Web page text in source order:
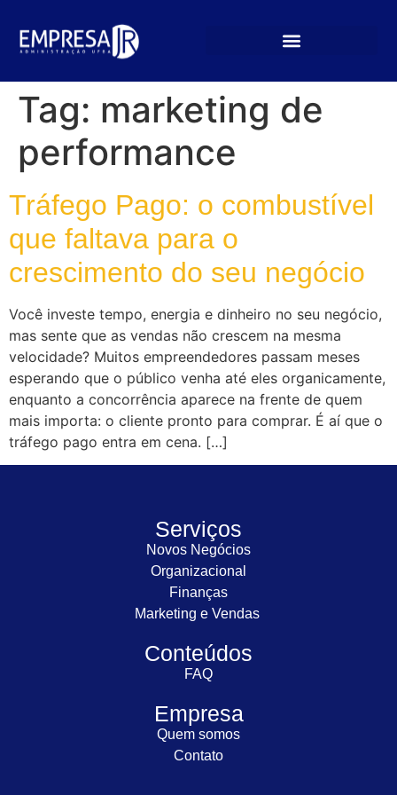
Tag: marketing de
performance
Tráfego Pago: o combustível
que faltava para o
crescimento do seu negócio
Você investe tempo, energia e dinheiro no seu negócio,
mas sente que as vendas não crescem na mesma
velocidade? Muitos empreendedores passam meses
esperando que o público venha até eles organicamente,
enquanto a concorrência aparece na frente de quem
mais importa: o cliente pronto para comprar. É aí que o
tráfego pago entra em cena. […]
Serviços
Novos Negócios
Organizacional
Finanças
Marketing e Vendas
Conteúdos
FAQ
Empresa
Quem somos
Contato